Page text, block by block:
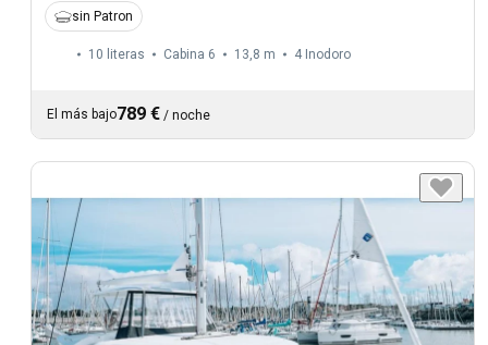
sin Patron
10 literas Cabina 6 13,8 m 4 Inodoro
El más bajo789 € / noche